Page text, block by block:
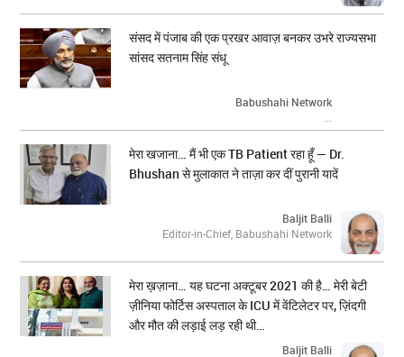
संसद में पंजाब की एक प्रखर आवाज़ बनकर उभरे राज्यसभा
सांसद सतनाम सिंह संधू
Babushahi Network
...
मेरा खजाना… मैं भी एक TB Patient रहा हूँ — Dr.
Bhushan से मुलाकात ने ताज़ा कर दीं पुरानी यादें
Baljit Balli
Editor-in-Chief, Babushahi Network
मेरा ख़ज़ाना… यह घटना अक्टूबर 2021 की है… मेरी बेटी
ज़ीनिया फोर्टिस अस्पताल के ICU में वेंटिलेटर पर, ज़िंदगी
और मौत की लड़ाई लड़ रही थी…
Baljit Balli